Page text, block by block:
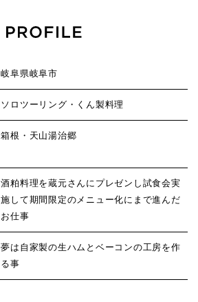
岐阜県岐阜市
ソロツーリング・くん製料理
箱根・天山湯治郷
酒粕料理を蔵元さんにプレゼンし試食会実
施して期間限定のメニュー化にまで進んだ
お仕事
夢は自家製の生ハムとベーコンの工房を作
る事